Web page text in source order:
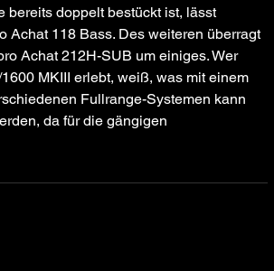
bereits doppelt bestückt ist, lässt
Achat 118 Bass. Des weiteren überragt
Achat 212H-SUB um einiges. Wer
MKIII erlebt, weiß, was mit einem
Fullrange-Systemen kann
da für die gängigen